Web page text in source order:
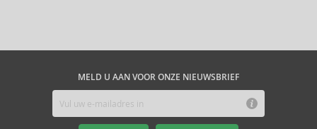
MELD U AAN VOOR ONZE NIEUWSBRIEF